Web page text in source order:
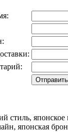
стиль,
японская